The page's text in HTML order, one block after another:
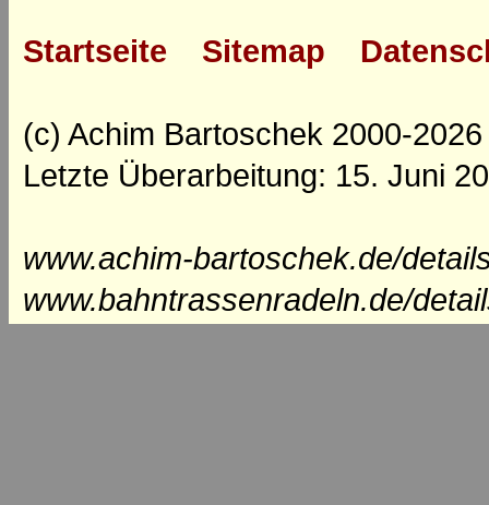
Startseite Sitemap
(c) Achim Bartoschek 2000-2026
Letzte Überarbeitung: 15. Juni
www.achim-bartoschek.de/
www.bahntrassenradeln.de/